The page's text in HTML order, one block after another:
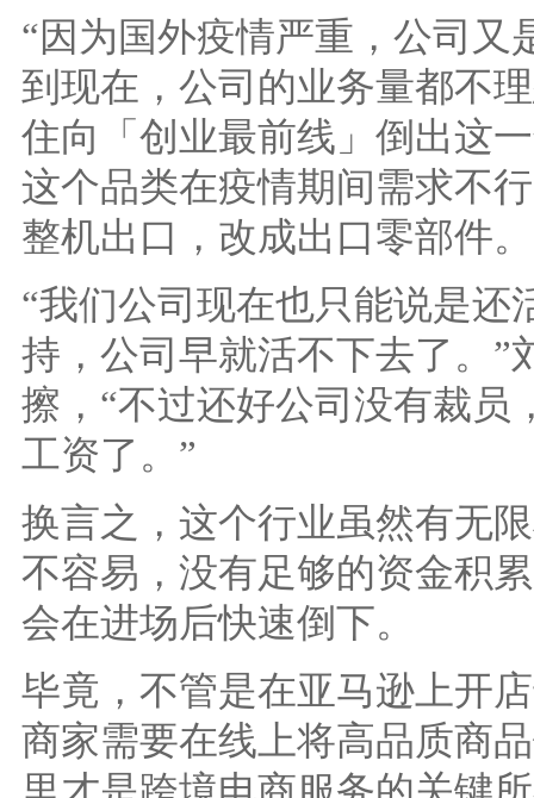
“因为国外疫情严重，公司又
到现在，公司的业务量都不
住向「创业最前线」倒出这
这个品类在疫情期间需求不
整机出口，改成出口零部件。
“我们公司现在也只能说是还
持，公司早就活不下去了。”
擦，“不过还好公司没有裁员
工资了。”
换言之，这个行业虽然有无
不容易，没有足够的资金积
会在进场后快速倒下。
毕竟，不管是在亚马逊上开
商家需要在线上将高品质商